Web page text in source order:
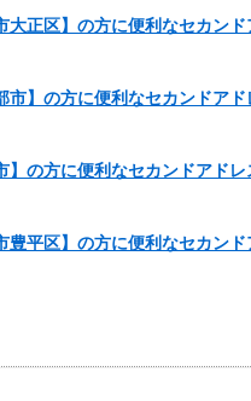
大正区】の方に便利なセカン
市】の方に便利なセカンドア
】の方に便利なセカンドアド
豊平区】の方に便利なセカン